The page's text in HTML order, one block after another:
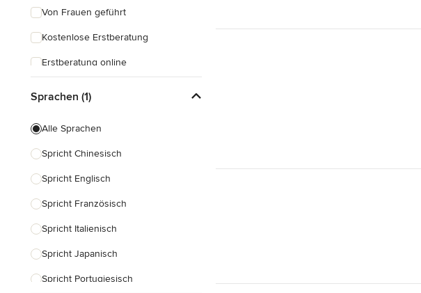
Von Frauen geführt
Kostenlose Erstberatung
Erstberatung online
Sprachen (1)
Alle Sprachen
Spricht Chinesisch
Spricht Englisch
Spricht Französisch
Spricht Italienisch
Spricht Japanisch
Spricht Portugiesisch